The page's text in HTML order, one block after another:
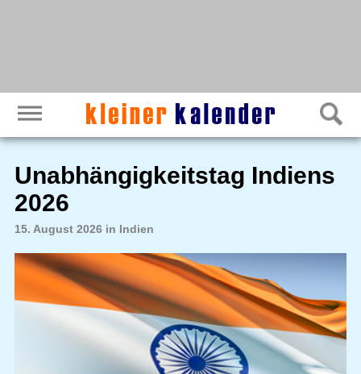
Unabhängigkeitstag Indiens
2026
15. August 2026 in Indien